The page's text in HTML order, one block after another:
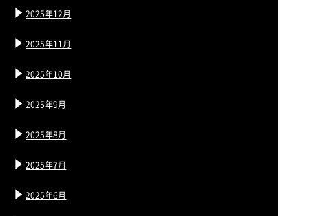
2025年12月
2025年11月
2025年10月
2025年9月
2025年8月
2025年7月
2025年6月